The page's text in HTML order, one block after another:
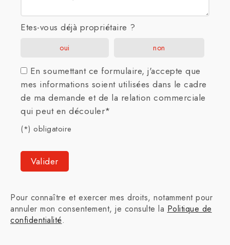
Etes-vous déjà propriétaire ?
oui non
En soumettant ce formulaire, j'accepte que
mes informations soient utilisées dans le cadre
de ma demande et de la relation commerciale
qui peut en découler*
(*) obligatoire
Pour connaître et exercer mes droits, notamment pour
annuler mon consentement, je consulte la Politique de
confidentialité.